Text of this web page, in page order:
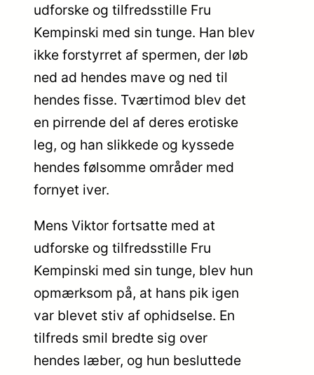
udforske og tilfredsstille Fru
Kempinski med sin tunge. Han blev
ikke forstyrret af spermen, der løb
ned ad hendes mave og ned til
hendes fisse. Tværtimod blev det
en pirrende del af deres erotiske
leg, og han slikkede og kyssede
hendes følsomme områder med
fornyet iver.
Mens Viktor fortsatte med at
udforske og tilfredsstille Fru
Kempinski med sin tunge, blev hun
opmærksom på, at hans pik igen
var blevet stiv af ophidselse. En
tilfreds smil bredte sig over
hendes læber, og hun besluttede